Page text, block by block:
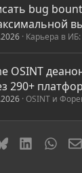
bug
Карьера в
OSINT
290+
OSINT и
BlueskyLinkedIn